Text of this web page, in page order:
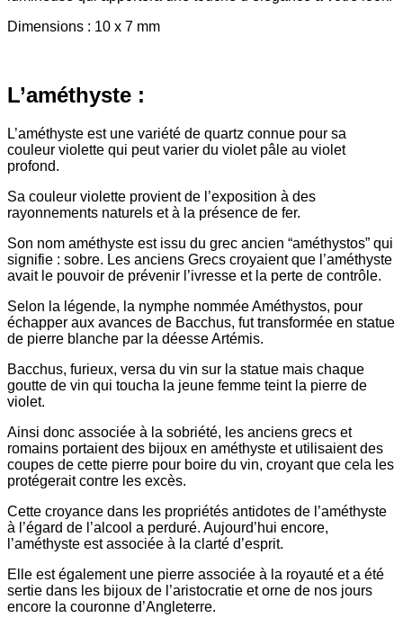
Dimensions : 10 x 7 mm
L’améthyste :
L’améthyste est une variété de quartz connue pour sa
couleur violette qui peut varier du violet pâle au violet
profond.
Sa couleur violette provient de l’exposition à des
rayonnements naturels et à la présence de fer.
Son nom améthyste est issu du grec ancien “améthystos” qui
signifie : sobre. Les anciens Grecs croyaient que l’améthyste
avait le pouvoir de prévenir l’ivresse et la perte de contrôle.
Selon la légende, la nymphe nommée Améthystos, pour
échapper aux avances de Bacchus, fut transformée en statue
de pierre blanche par la déesse Artémis.
Bacchus, furieux, versa du vin sur la statue mais chaque
goutte de vin qui toucha la jeune femme teint la pierre de
violet.
Ainsi donc associée à la sobriété, les anciens grecs et
romains portaient des bijoux en améthyste et utilisaient des
coupes de cette pierre pour boire du vin, croyant que cela les
protégerait contre les excès.
Cette croyance dans les propriétés antidotes de l’améthyste
à l’égard de l’alcool a perduré. Aujourd’hui encore,
l’améthyste est associée à la clarté d’esprit.
Elle est également une pierre associée à la royauté et a été
sertie dans les bijoux de l’aristocratie et orne de nos jours
encore la couronne d’Angleterre.